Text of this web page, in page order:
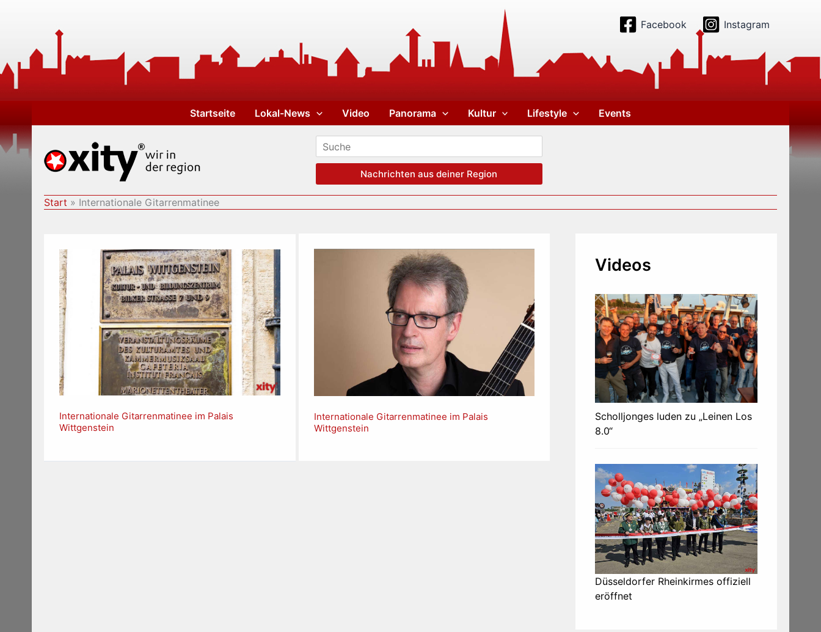
Facebook Instagram
Startseite Lokal-News Video Panorama Kultur Lifestyle Events
Nachrichten aus deiner Region
Start Internationale Gitarrenmatinee
Internationale Gitarrenmatinee im Palais
Wittgenstein
Internationale Gitarrenmatinee im Palais
Wittgenstein
Videos
Scholljonges luden zu „Leinen Los
8.0“
Düsseldorfer Rheinkirmes offiziell
eröffnet